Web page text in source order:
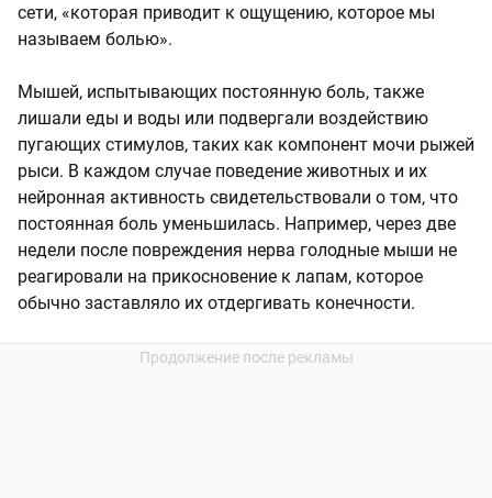
сети, «которая приводит к ощущению, которое мы
называем болью».
Мышей, испытывающих постоянную боль, также
лишали еды и воды или подвергали воздействию
пугающих стимулов, таких как компонент мочи рыжей
рыси. В каждом случае поведение животных и их
нейронная активность свидетельствовали о том, что
постоянная боль уменьшилась. Например, через две
недели после повреждения нерва голодные мыши не
реагировали на прикосновение к лапам, которое
обычно заставляло их отдергивать конечности.